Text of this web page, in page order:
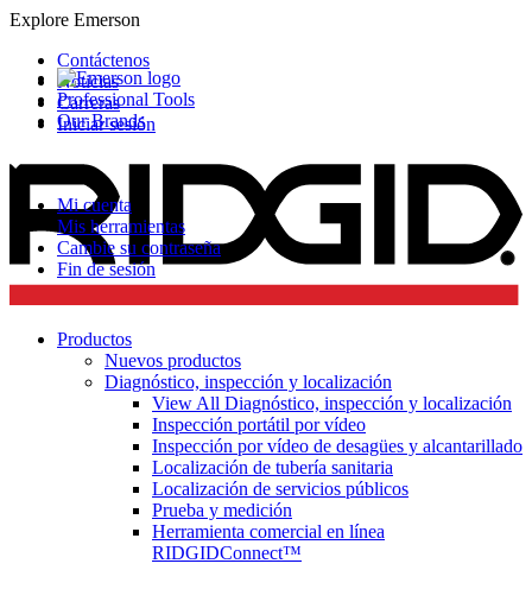
Explore Emerson
Professional Tools
Our Brands
Contáctenos
Noticias
Carreras
Iniciar sesión
Mi cuenta
Mis herramientas
Cambie su contraseña
Fin de sesión
Productos
Nuevos productos
Diagnóstico, inspección y localización
View All Diagnóstico, inspección y localización
Inspección portátil por vídeo
Inspección por vídeo de desagües y alcantarillado
Localización de tubería sanitaria
Localización de servicios públicos
Prueba y medición
Herramienta comercial en línea
RIDGIDConnect™